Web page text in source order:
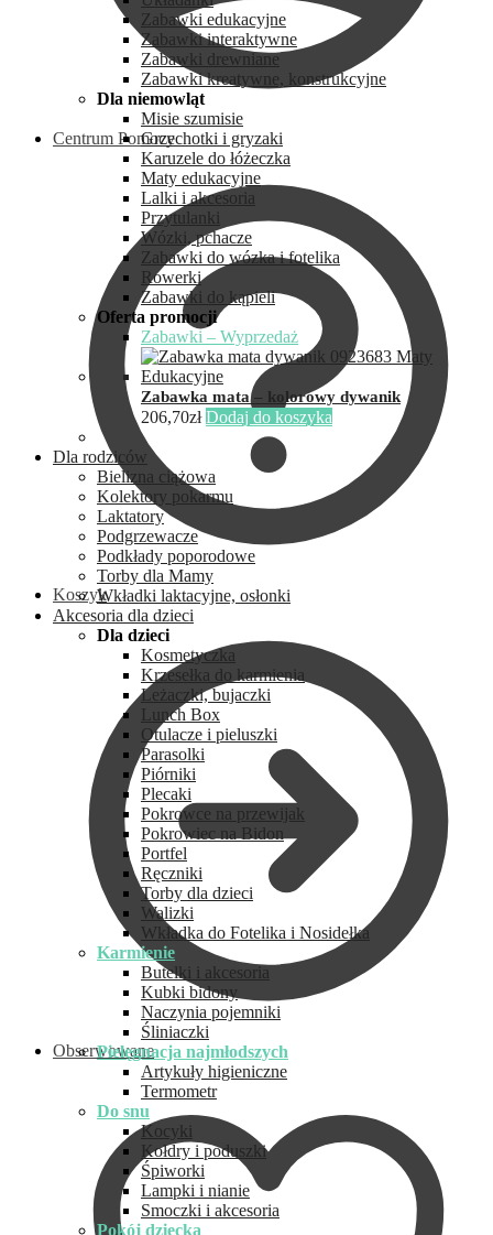
Centrum Pomocy
Koszyk
Obserwowane
Zabawki edukacyjne
Zabawki interaktywne
Zabawki drewniane
Zabawki kreatywne, konstrukcyjne
Dla niemowląt
Misie szumisie
Grzechotki i gryzaki
Karuzele do łóżeczka
Maty edukacyjne
Lalki i akcesoria
Przytulanki
Wózki, pchacze
Zabawki do wózka i fotelika
Rowerki
Zabawki do kąpieli
Oferta promocji
Zabawki – Wyprzedaż
Zabawka mata – kolorowy dywanik
206,70zł Dodaj do koszyka
Dla rodziców
Bielizna ciążowa
Kolektory pokarmu
Laktatory
Podgrzewacze
Podkłady poporodowe
Torby dla Mamy
Wkładki laktacyjne, osłonki
Akcesoria dla dzieci
Dla dzieci
Kosmetyczka
Krzesełka do karmienia
Leżaczki, bujaczki
Lunch Box
Otulacze i pieluszki
Parasolki
Piórniki
Plecaki
Pokrowce na przewijak
Pokrowiec na Bidon
Portfel
Ręczniki
Torby dla dzieci
Walizki
Wkładka do Fotelika i Nosidełka
Karmienie
Butelki i akcesoria
Kubki bidony
Naczynia pojemniki
Śliniaczki
Pielęgnacja najmłodszych
Artykuły higieniczne
Termometr
Do snu
Kocyki
Kołdry i poduszki
Śpiworki
Lampki i nianie
Smoczki i akcesoria
Pokój dziecka